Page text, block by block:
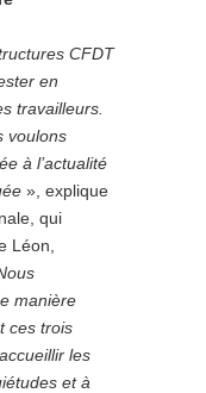
CFDT
en
travailleurs.
voulons
à l’actualité
», explique
qui
Léon,
manière
ces trois
les
et à